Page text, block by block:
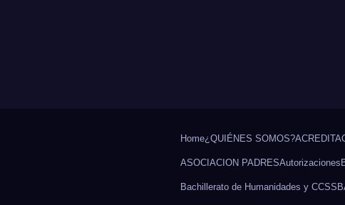
Home¿QUIÉNES SOMOS?
ASOCIACION PADRESAutorizaciones
Bachillerato de Humanidades y CCSS